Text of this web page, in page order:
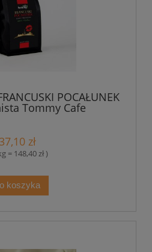
POCAŁUNEK
Tommy Cafe
37,10 zł
= 148,40 zł )
koszyka